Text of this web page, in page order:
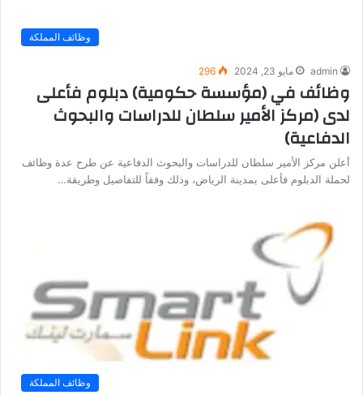
وظائف المملكة
admin مايو 23, 2024 296
وظائف في (مؤسسة حكومية) دبلوم فأعلى
لدى (مركز الأمير سلطان للدراسات والبحوث
الدفاعية)
أعلن مركز الأمير سلطان للدراسات والبحوث الدفاعية عن طرح عدة وظائف
لحملة الدبلوم فأعلى بمدينة الرياض، وذلك وفقاً للتفاصيل وطريقة…
وظائف المملكة